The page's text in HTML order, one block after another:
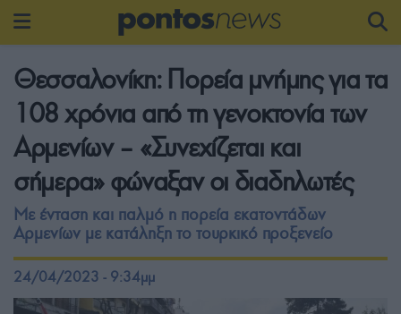
Θεσσαλονίκη: Πορεία μνήμης για τα
108 χρόνια από τη γενοκτονία των
Αρμενίων – «Συνεχίζεται και
σήμερα» φώναξαν οι διαδηλωτές
Με ένταση και παλμό η πορεία εκατοντάδων
Αρμενίων με κατάληξη το τουρκικό προξενείο
24/04/2023 - 9:34μμ